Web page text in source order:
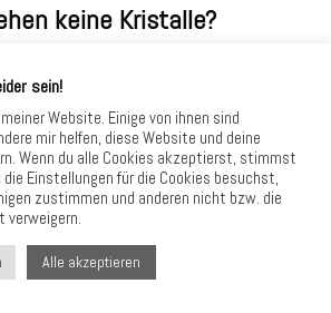
keine Kristalle?
der Lösung
Zucker vorbereitet
bewegt
heiß
sein!
Website. Einige von ihnen sind
mir helfen, diese Website und deine
Wenn du alle Cookies akzeptierst, stimmst
die Einstellungen für die Cookies besuchst,
zustimmen und anderen nicht bzw. die
Alle akzeptieren